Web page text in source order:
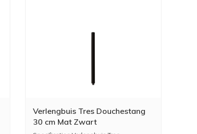
Verlengbuis Tres Douchestang
30 cm Mat Zwart